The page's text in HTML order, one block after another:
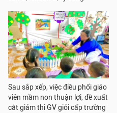
Sau sắp xếp, việc điều phối giáo
viên mầm non thuận lợi, đề xuất
cắt giảm thi GV giỏi cấp trường